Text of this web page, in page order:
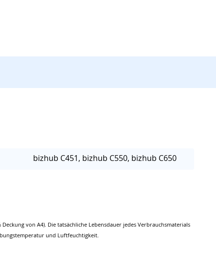
bizhub C451, bizhub C550, bizhub C650
von A4). Die tatsächliche Lebensdauer jedes Verbrauchsmaterials
und Luftfeuchtigkeit.